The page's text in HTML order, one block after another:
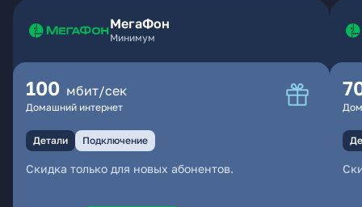
МегаФон
Минимум
100 мбит/сек
Домашний интернет
Детали Подключение
Скидка только для новых абонентов.